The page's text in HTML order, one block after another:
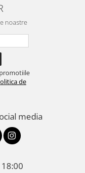
noastre
de
media